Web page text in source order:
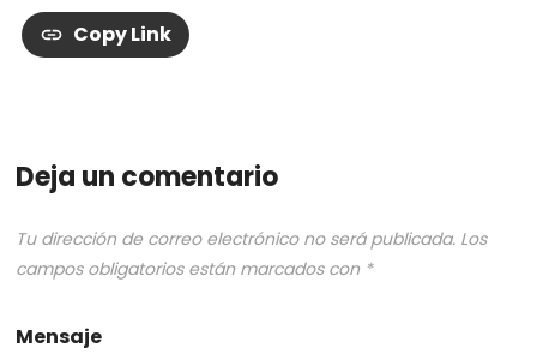
Copy Link
Deja un comentario
Tu dirección de correo electrónico no será publicada. Los
campos obligatorios están marcados con *
Mensaje